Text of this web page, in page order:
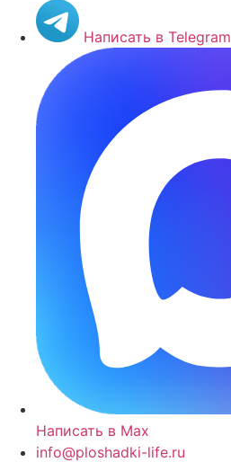
Написать в Telegram
Написать в Max
info@ploshadki-life.ru